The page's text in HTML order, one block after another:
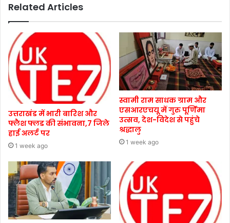
Related Articles
उत्तराखंड में भारी बारिश और
फ्लैश फ्लड की संभावना,7 जिले
हाई अलर्ट पर
1 week ago
स्वामी राम साधक ग्राम और
एसआरएचयू में गुरु पूर्णिमा
उत्सव, देश-विदेश से पहुंचे
श्रद्धालु
1 week ago